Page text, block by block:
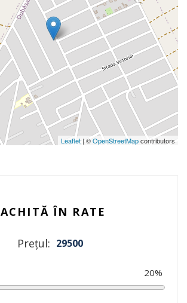
Leaflet | ©OpenStreetMapcontributors
ACHITĂ ÎN RATE
Prețul: 29500
20%